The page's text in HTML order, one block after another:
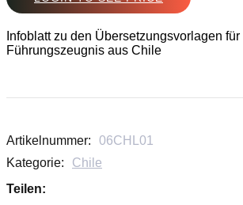
Infoblatt zu den Übersetzungsvorlagen für
Führungszeugnis aus Chile
Artikelnummer:
06CHL01
Kategorie:
Chile
Teilen: